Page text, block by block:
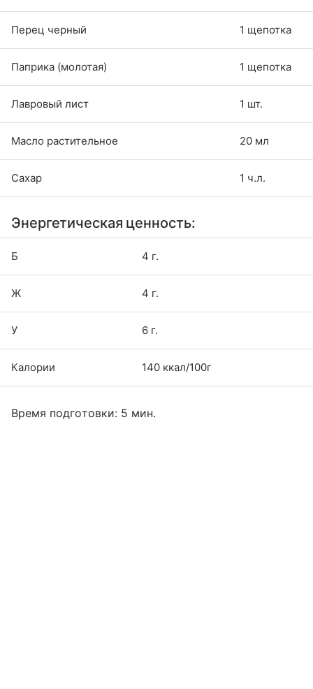
Перец черный 1 щепотка
Паприка (молотая) 1 щепотка
Лавровый лист 1 шт.
Масло растительное 20 мл
Сахар 1 ч.л.
Энергетическая ценность:
Б 4 г.
Ж 4 г.
У 6 г.
Калории 140 ккал/100г
Время подготовки: 5 мин.